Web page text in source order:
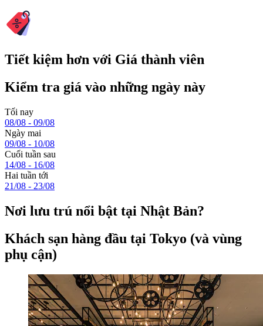
Tiết kiệm hơn với Giá thành viên
Kiểm tra giá vào những ngày này
Tối nay
08/08 - 09/08
Ngày mai
09/08 - 10/08
Cuối tuần sau
14/08 - 16/08
Hai tuần tới
21/08 - 23/08
Nơi lưu trú nổi bật tại Nhật Bản?
Khách sạn hàng đầu tại Tokyo (và vùng
phụ cận)